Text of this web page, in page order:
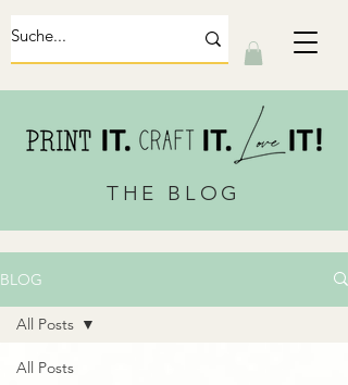
THE BLOG
BLOG
All Posts
All Posts